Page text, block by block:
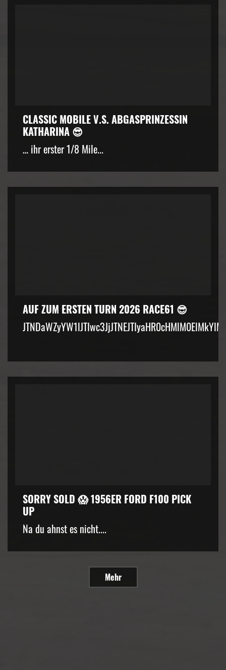
CLASSIC MOBILE V.S. ABGASPRINZESSIN
KATHARINA 😎
… ihr erster 1/8 Mile...
AUF ZUM ERSTEN TURN 2026 RACE61 😎
SORRY SOLD 😱 1956ER FORD F100 PICK
UP
Na du ahnst es nicht....
Mehr